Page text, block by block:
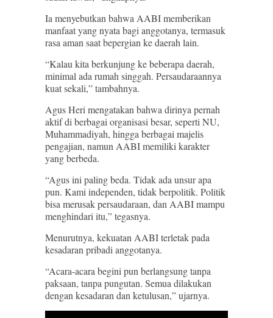
Ia menyebutkan bahwa AABI memberikan
manfaat yang nyata bagi anggotanya, termasuk
rasa aman saat bepergian ke daerah lain.
“Kalau kita berkunjung ke beberapa daerah,
minimal ada rumah singgah. Persaudaraannya
kuat sekali,” tambahnya.
Agus Heri mengatakan bahwa dirinya pernah
aktif di berbagai organisasi besar, seperti NU,
Muhammadiyah, hingga berbagai majelis
pengajian, namun AABI memiliki karakter
yang berbeda.
“Agus ini paling beda. Tidak ada unsur apa
pun. Kami independen, tidak berpolitik. Politik
bisa merusak persaudaraan, dan AABI mampu
menghindari itu,” tegasnya.
Menurutnya, kekuatan AABI terletak pada
kesadaran pribadi anggotanya.
“Acara-acara begini pun berlangsung tanpa
paksaan, tanpa pungutan. Semua dilakukan
dengan kesadaran dan ketulusan,” ujarnya.